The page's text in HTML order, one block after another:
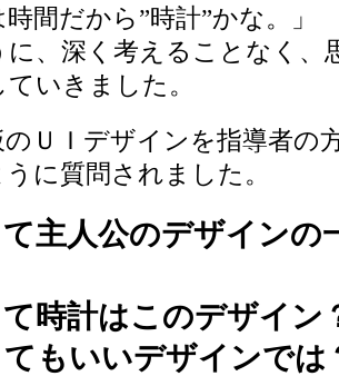
時間だから”時計”かな。」
に、深く考えることなく、
いきました。
のＵＩデザインを指導者の
に質問されました。
て主人公のデザインの
て時計はこのデザイ
もいいデザインでは